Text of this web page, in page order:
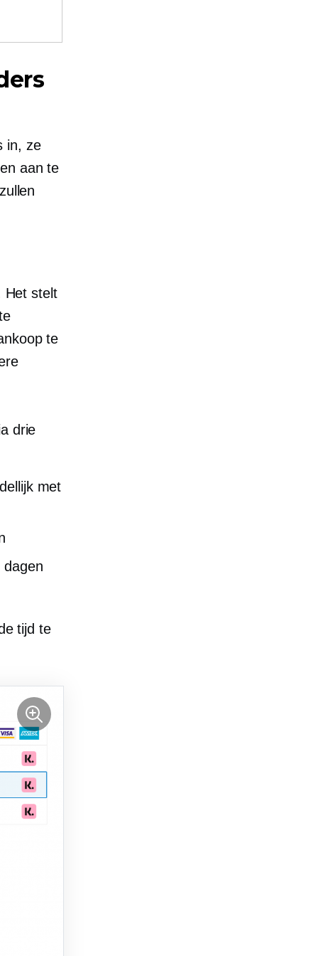
in, ze
aan te
Het stelt
te
drie
met
dagen
tijd te